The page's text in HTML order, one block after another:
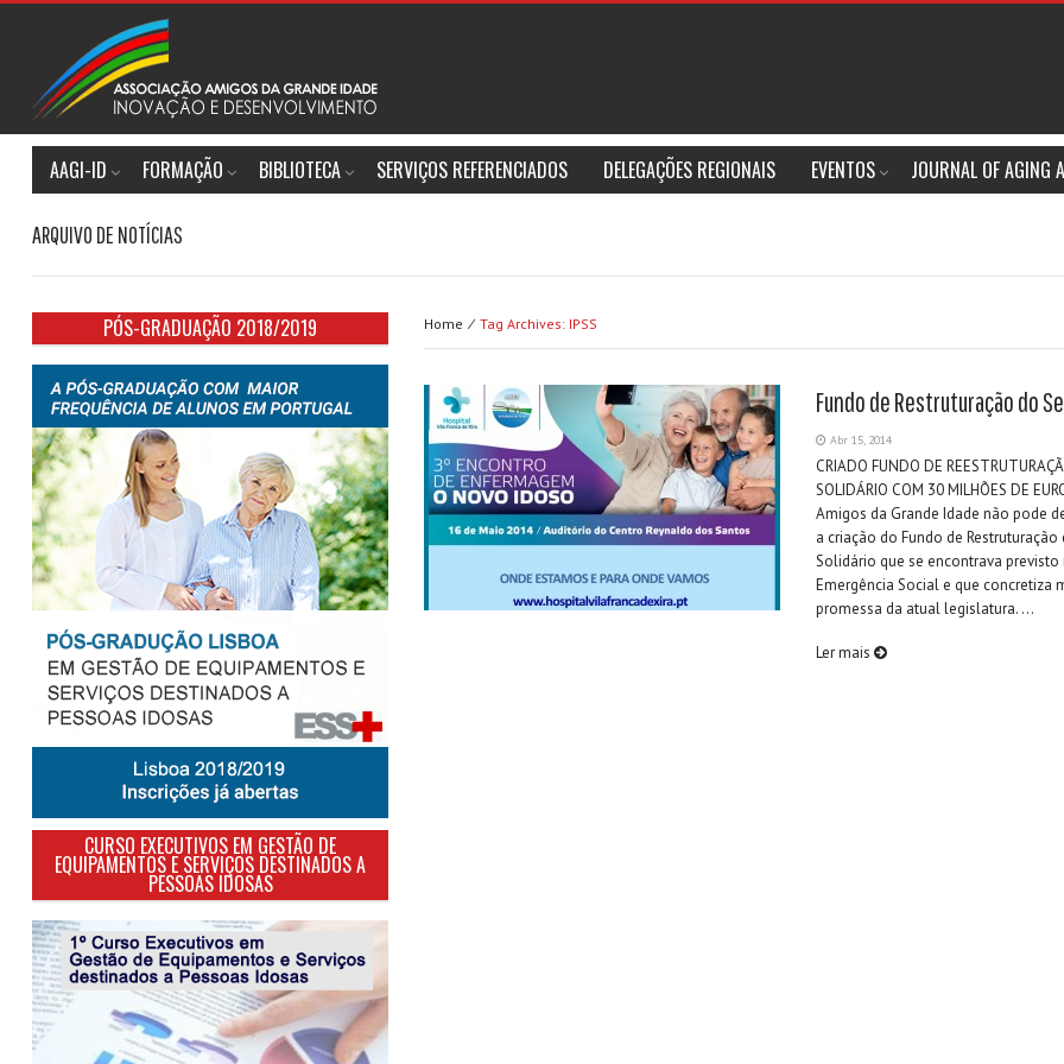
AAGI-ID FORMAÇÃO BIBLIOTECA SERVIÇOS REFERENCIADOS DELEGAÇÕES REGIONAIS EVENTOS JOURNAL OF AGING
ARQUIVO DE NOTÍCIAS
PÓS-GRADUAÇÃO 2018/2019
CURSO EXECUTIVOS EM GESTÃO DE
EQUIPAMENTOS E SERVIÇOS DESTINADOS A
PESSOAS IDOSAS
Home ⁄ Tag Archives: IPSS
Fundo de Restruturação do
Abr 15, 2014
CRIADO FUNDO DE
SOLIDÁRIO COM 30 MILHÕES DE
Amigos da Grande Idade não pode
a criação do Fundo de Restruturação
Solidário que se encontrava previsto
Emergência Social e que concretiza
promessa da atual legislatura. ...
Ler mais